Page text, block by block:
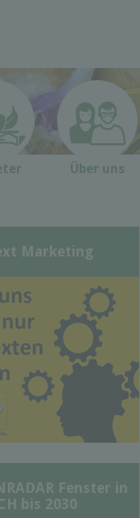
Über uns
Marketing
Fenster in
bis 2030